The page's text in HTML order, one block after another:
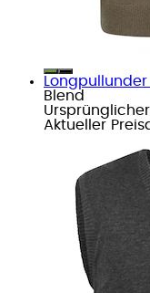
Blend
Aktueller Preis